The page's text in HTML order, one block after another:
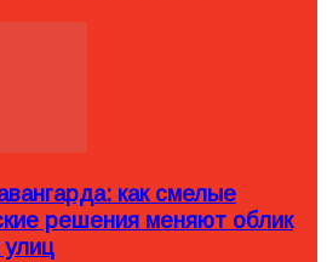
как смелые
решения меняют облик
улиц